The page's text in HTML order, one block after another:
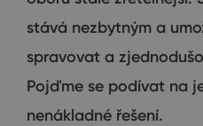
stává nezbytným a
spravovat a
Pojďme se podívat na
nenákladné řešení.